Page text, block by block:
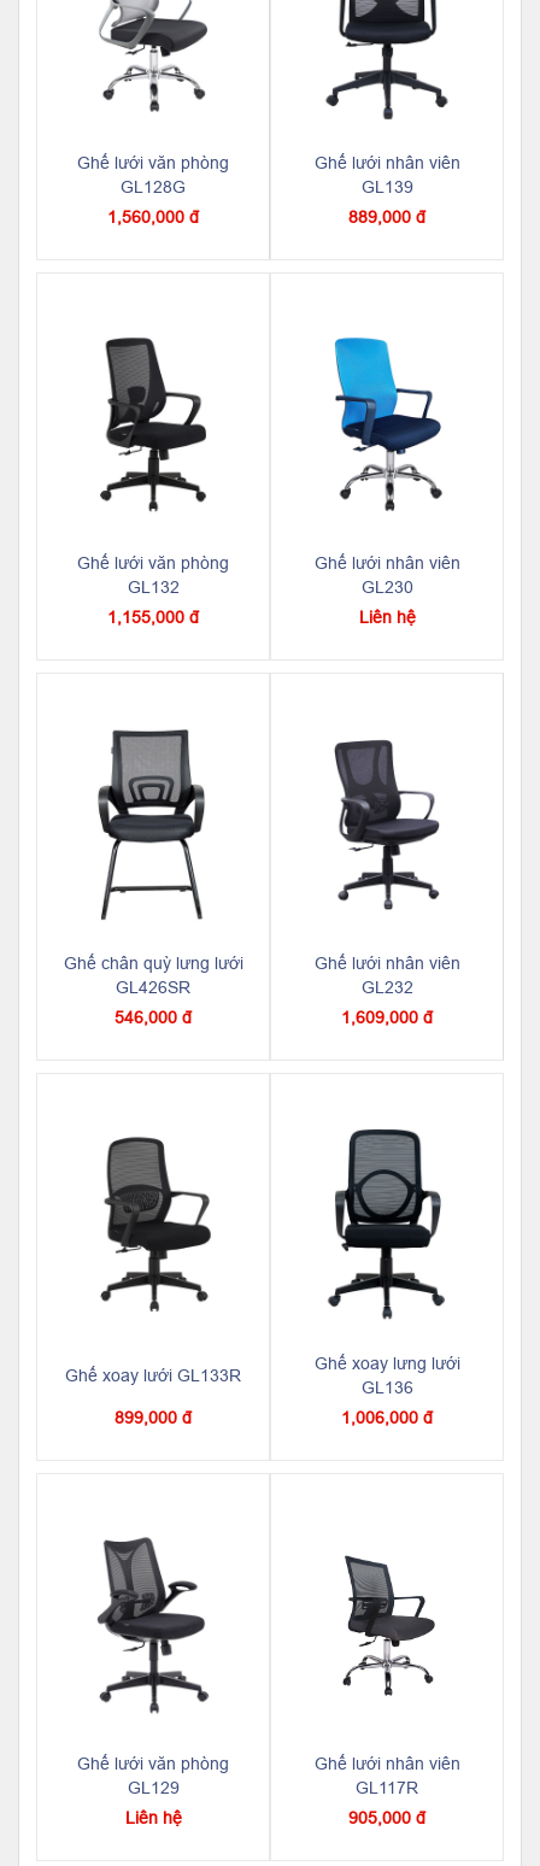
Ghế lưới văn phòng
GL128G
1,560,000 đ
Ghế lưới nhân viên
GL139
889,000 đ
Ghế lưới văn phòng
GL132
1,155,000 đ
Ghế lưới nhân viên
GL230
Liên hệ
Ghế chân quỳ lưng lưới
GL426SR
546,000 đ
Ghế lưới nhân viên
GL232
1,609,000 đ
Ghế xoay lưới GL133R
899,000 đ
Ghế xoay lưng lưới
GL136
1,006,000 đ
Ghế lưới văn phòng
GL129
Liên hệ
Ghế lưới nhân viên
GL117R
905,000 đ